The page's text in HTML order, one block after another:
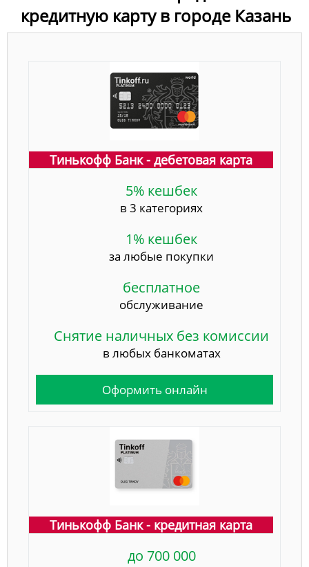
кредитную карту в городе Казань
Тинькофф Банк - дебетовая карта
5% кешбек
в 3 категориях
1% кешбек
за любые покупки
бесплатное
обслуживание
Снятие наличных без комиссии
в любых банкоматах
Оформить онлайн
Тинькофф Банк - кредитная карта
до 700 000